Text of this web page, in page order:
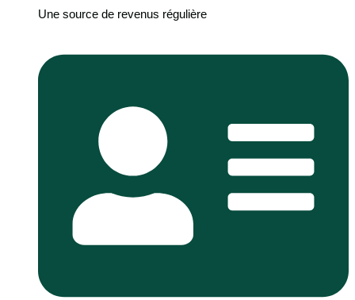
Une source de revenus régulière